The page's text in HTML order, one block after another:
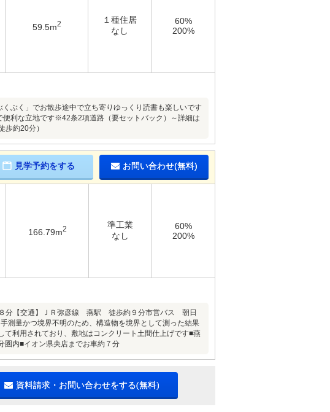
59.5m2
１種住居
なし
60%
200%
ぶく」でお散歩途中で立ち寄りゆっくり読書も楽しいです
利な立地です※42条2項道路（要セットバック）～詳細は
約20分）
見学予約をする お問い合わせ(無料)
166.79m2
準工業
なし
60%
200%
分【交通】ＪＲ弥彦線 燕駅 徒歩約９分市営バス 朝日
量かつ境界不明のため、構造物を境界として測った結果
利用されており、敷地はコンクリート土間仕上げです■燕
圏内■イオン県央店までお車約７分
資料請求・お問い合わせをする(無料)